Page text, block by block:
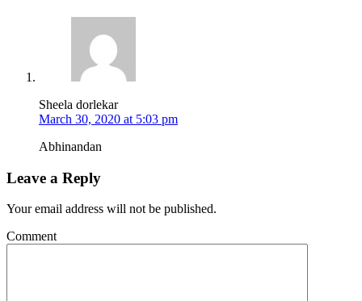
Sheela dorlekar
March 30, 2020 at 5:03 pm
Abhinandan
Leave a Reply
Your email address will not be published.
Comment